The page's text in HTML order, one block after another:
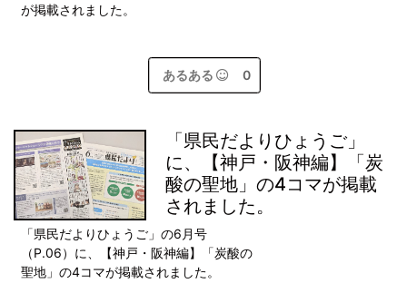
が掲載されました。
あるある 0
「県民だよりひょうご」
に、【神戸・阪神編】「炭
酸の聖地」の4コマが掲載
されました。
「県民だよりひょうご」の6月号
（P.06）に、【神戸・阪神編】「炭酸の
聖地」の4コマが掲載されました。